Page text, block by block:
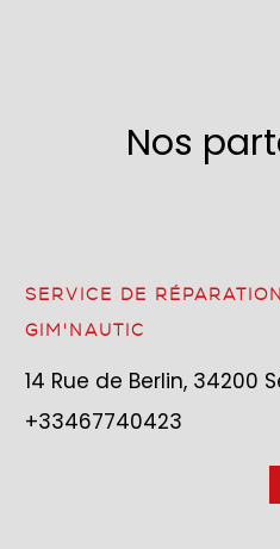
Nos
SERVICE DE
GIM'NAUTIC
14 Rue de Berlin, 34200
+33467740423